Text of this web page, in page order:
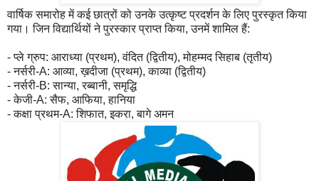
वार्षिक समारोह में कई छात्रों को उनके उत्कृष्ट प्रदर्शन के लिए पुरस्कृत किया
गया। जिन विद्यार्थियों ने पुरस्कार प्राप्त किया, उनमें शामिल हैं:
- प्ले ग्रुप: आराध्या (प्रथम), वंदित (द्वितीय), मोहम्मद सिहाब (तृतीय)
- नर्सरी-A: आव्या, ख़दीजा (प्रथम), काव्या (द्वितीय)
- नर्सरी-B: सान्या, रब्बानी, समृद्धि
- केजी-A: सैफ, आफिया, हानिया
- कक्षा प्रथम-A: शिफात, इकरा, बागे अमन